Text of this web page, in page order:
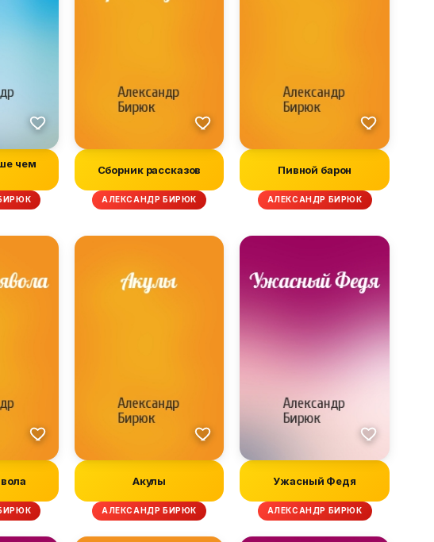
чем
Сборник рассказов
АЛЕКСАНДР БИРЮК
Пивной барон
АЛЕКСАНДР БИРЮК
Акулы
АЛЕКСАНДР БИРЮК
Ужасный Федя
АЛЕКСАНДР БИРЮК